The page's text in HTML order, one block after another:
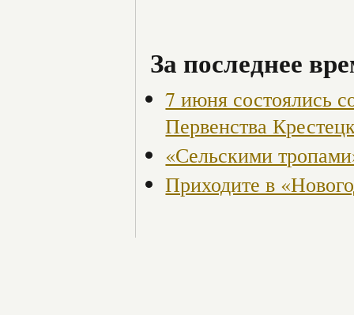
За последнее
7 июня состоялись
Первенства
«Сельскими
Приходите в